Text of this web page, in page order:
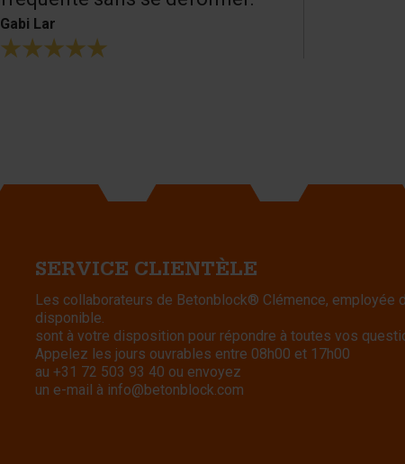
Gabi Lar
SERVICE CLIENTÈLE
Les collaborateurs de Betonblock® Clémence, employée
disponible.
sont à votre disposition pour répondre à toutes vos
Appelez les jours ouvrables entre 08h00 et 17h00
au +31 72 503 93 40 ou envoyez
un e-mail à info@betonblock.com